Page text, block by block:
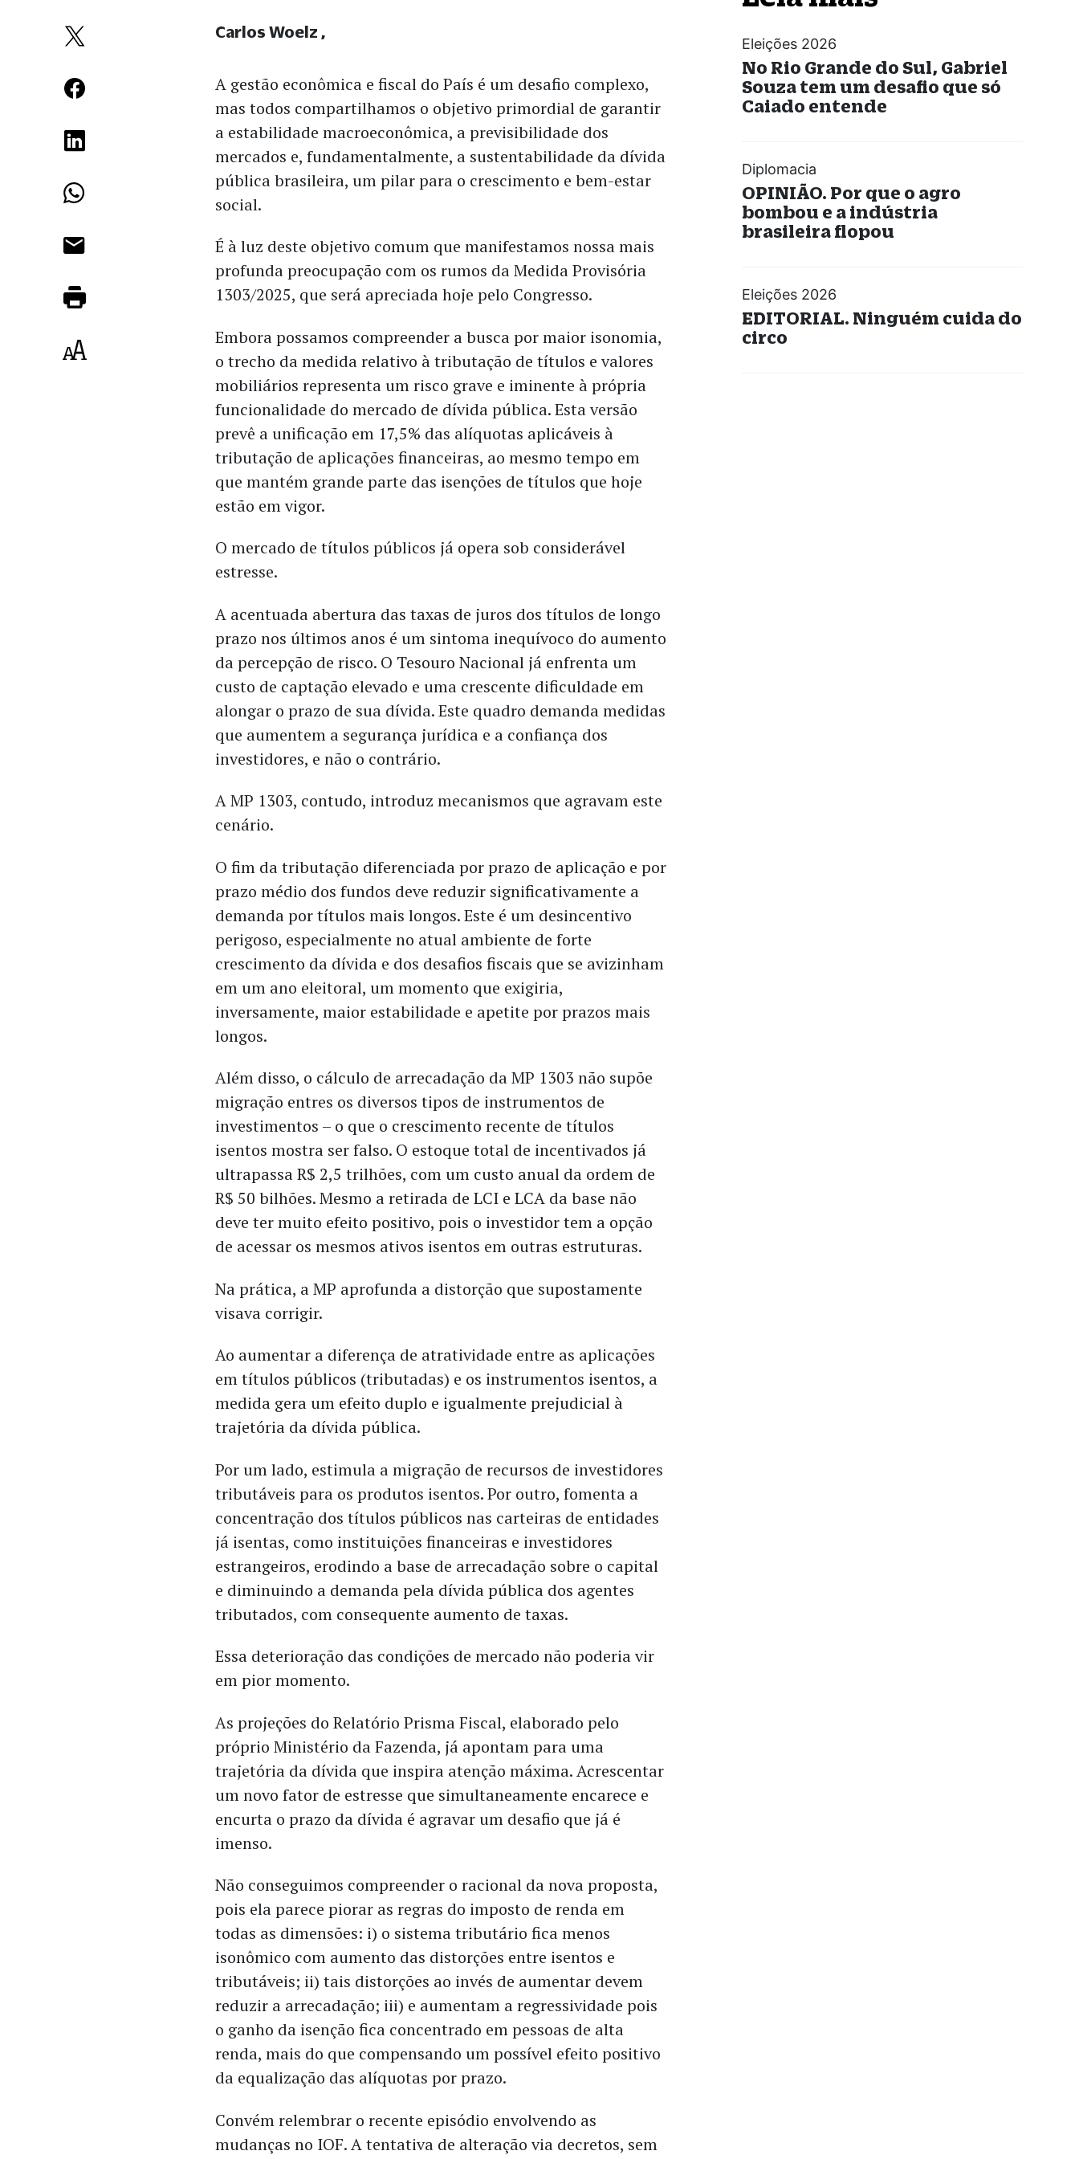
A gestão econômica e fiscal do País é um desafio complexo,
mas todos compartilhamos o objetivo primordial de garantir
a estabilidade macroeconômica, a previsibilidade dos
mercados e, fundamentalmente, a sustentabilidade da dívida
pública brasileira, um pilar para o crescimento e bem-estar
social.
​É à luz deste objetivo comum que manifestamos nossa mais
profunda preocupação com os rumos da Medida Provisória
1303/2025, que será apreciada hoje pelo Congresso.
Embora possamos compreender a busca por maior isonomia,
o trecho da medida relativo à tributação de títulos e valores
mobiliários representa um risco grave e iminente à própria
funcionalidade do mercado de dívida pública. Esta versão
prevê a unificação em 17,5% das alíquotas aplicáveis à
tributação de aplicações financeiras, ao mesmo tempo em
que mantém grande parte das isenções de títulos que hoje
estão em vigor.
​O mercado de títulos públicos já opera sob considerável
estresse.
A acentuada abertura das taxas de juros dos títulos de longo
prazo nos últimos anos é um sintoma inequívoco do aumento
da percepção de risco. O Tesouro Nacional já enfrenta um
custo de captação elevado e uma crescente dificuldade em
alongar o prazo de sua dívida. Este quadro demanda medidas
que aumentem a segurança jurídica e a confiança dos
investidores, e não o contrário.
​A MP 1303, contudo, introduz mecanismos que agravam este
cenário.
O fim da tributação diferenciada por prazo de aplicação e por
prazo médio dos fundos deve reduzir significativamente a
demanda por títulos mais longos. Este é um desincentivo
perigoso, especialmente no atual ambiente de forte
crescimento da dívida e dos desafios fiscais que se avizinham
em um ano eleitoral, um momento que exigiria,
inversamente, maior estabilidade e apetite por prazos mais
longos.
Além disso, o cálculo de arrecadação da MP 1303 não supõe
migração entres os diversos tipos de instrumentos de
investimentos – o que o crescimento recente de títulos
isentos mostra ser falso. O estoque total de incentivados já
ultrapassa R$ 2,5 trilhões, com um custo anual da ordem de
R$ 50 bilhões. Mesmo a retirada de LCI e LCA da base não
deve ter muito efeito positivo, pois o investidor tem a opção
de acessar os mesmos ativos isentos em outras estruturas.
​Na prática, a MP aprofunda a distorção que supostamente
visava corrigir.
Ao aumentar a diferença de atratividade entre as aplicações
em títulos públicos (tributadas) e os instrumentos isentos, a
medida gera um efeito duplo e igualmente prejudicial à
trajetória da dívida pública.
Por um lado, estimula a migração de recursos de investidores
tributáveis para os produtos isentos. Por outro, fomenta a
concentração dos títulos públicos nas carteiras de entidades
já isentas, como instituições financeiras e investidores
estrangeiros, erodindo a base de arrecadação sobre o capital
e diminuindo a demanda pela dívida pública dos agentes
tributados, com consequente aumento de taxas.
​Essa deterioração das condições de mercado não poderia vir
em pior momento.
As projeções do Relatório Prisma Fiscal, elaborado pelo
próprio Ministério da Fazenda, já apontam para uma
trajetória da dívida que inspira atenção máxima. Acrescentar
um novo fator de estresse que simultaneamente encarece e
encurta o prazo da dívida é agravar um desafio que já é
imenso.
Não conseguimos compreender o racional da nova proposta,
pois ela parece piorar as regras do imposto de renda em
todas as dimensões: i) o sistema tributário fica menos
isonômico com aumento das distorções entre isentos e
tributáveis; ii) tais distorções ao invés de aumentar devem
reduzir a arrecadação; iii) e aumentam a regressividade pois
o ganho da isenção fica concentrado em pessoas de alta
renda, mais do que compensando um possível efeito positivo
da equalização das alíquotas por prazo.
​Convém relembrar o recente episódio envolvendo as
mudanças no IOF. A tentativa de alteração via decretos, sem
Carlos Woelz
Eleições 2026
No Rio Grande do Sul, Gabriel
Souza tem um desafio que só
Caiado entende
Diplomacia
OPINIÃO. Por que o agro
bombou e a indústria
brasileira flopou
Eleições 2026
EDITORIAL. Ninguém cuida do
circo